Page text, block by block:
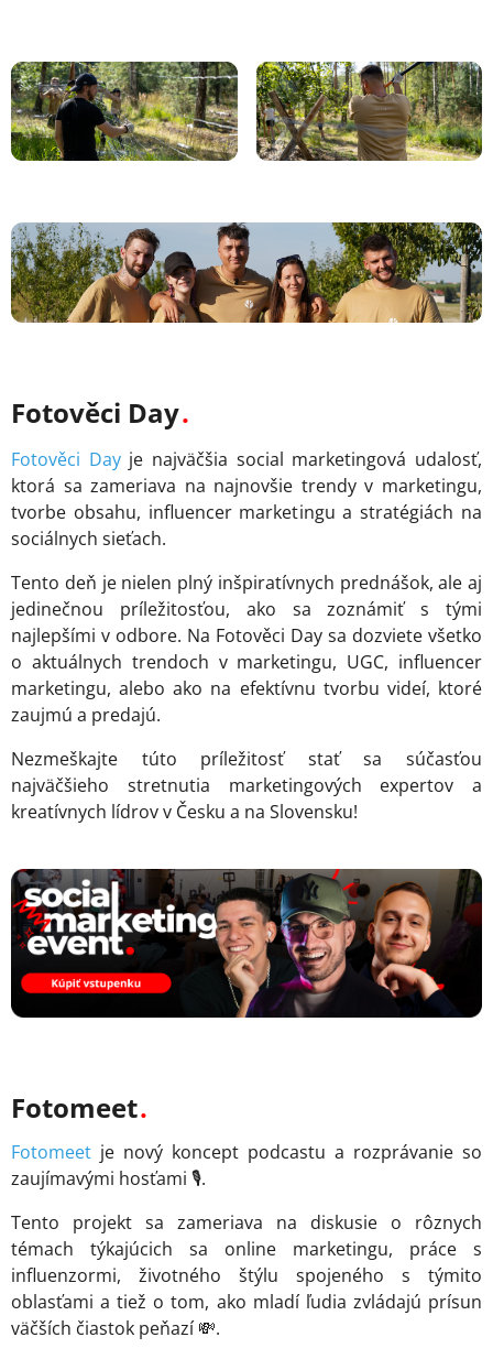
Fotověci Day
Fotověci Dayje najväčšia social marketingová udalosť,
ktorá sa zameriava na najnovšie trendy v marketingu,
tvorbe obsahu, influencer marketingu a stratégiách na
sociálnych sieťach.
Tento deň je nielen plný inšpiratívnych prednášok, ale aj
jedinečnou príležitosťou, ako sa zoznámiť s tými
najlepšími v odbore. Na Fotověci Day sa dozviete všetko
o aktuálnych trendoch v marketingu, UGC, influencer
marketingu, alebo ako na efektívnu tvorbu videí, ktoré
zaujmú a predajú.
Nezmeškajte túto príležitosť stať sa súčasťou
najväčšieho stretnutia marketingových expertov a
kreatívnych lídrov v Česku a na Slovensku!
Fotomeet
Fotomeet je nový koncept podcastu a rozprávanie so
zaujímavými hosťami 🎙️.
Tento projekt sa zameriava na diskusie o rôznych
témach týkajúcich sa online marketingu, práce s
influenzormi, životného štýlu spojeného s týmito
oblasťami a tiež o tom, ako mladí ľudia zvládajú prísun
väčších čiastok peňazí 💸.